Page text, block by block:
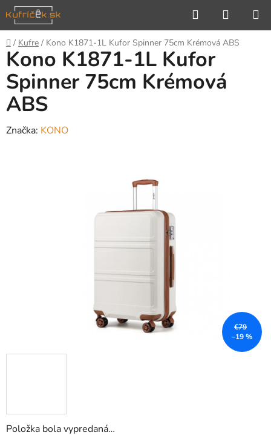
Prejsť
na
obsah
Hľadať
KOŠÍK
Domov
/ Kufre / Kono K1871-1L Kufor Spinner 75cm Krémová ABS
Položka bola vypredaná…
Kono K1871-1L Kufor
Spinner 75cm Krémová
ABS
Značka: KONO
€79
–19 %